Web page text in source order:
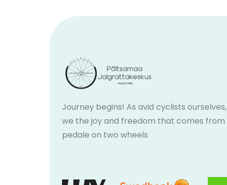
Journey begins! As avid cyclists ourselves,
we the joy and freedom that comes from
pedale on two wheels